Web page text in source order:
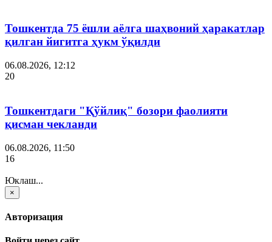
Тошкентда 75 ёшли аёлга шаҳвоний ҳаракатлар
қилган йигитга ҳукм ўқилди
06.08.2026, 12:12
20
Тошкентдаги "Қўйлиқ" бозори фаолияти
қисман чекланди
06.08.2026, 11:50
16
Юклаш...
×
Авторизация